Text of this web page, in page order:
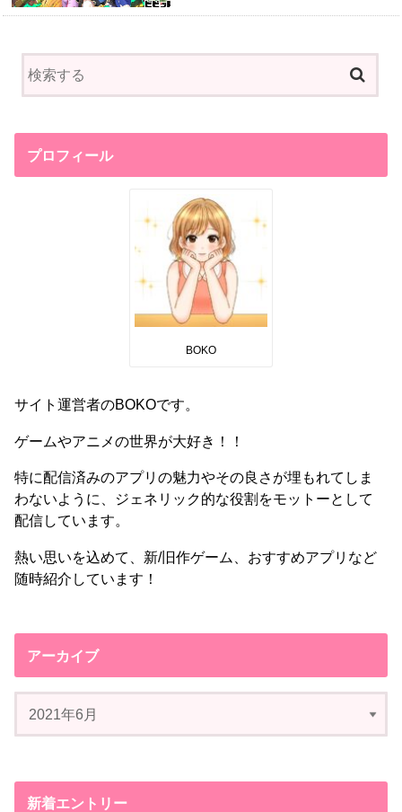
プロフィール
BOKO
サイト運営者のBOKOです。
ゲームやアニメの世界が大好き！！
特に配信済みのアプリの魅力やその良さが埋もれてしま
わないように、ジェネリック的な役割をモットーとして
配信しています。
熱い思いを込めて、新/旧作ゲーム、おすすめアプリなど
随時紹介しています！
アーカイブ
新着エントリー